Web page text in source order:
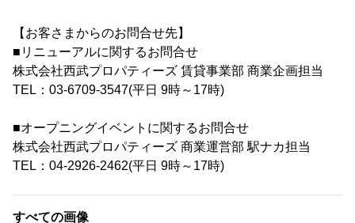
【お客さまからのお問合せ先】
■リニューアルに関するお問合せ
株式会社西武プロパティーズ 賃貸事業部 商業企画担当
TEL：03-6709-3547(平日 9時～17時)
■オープニングイベントに関するお問合せ
株式会社西武プロパティーズ 商業運営部 駅ナカ担当
TEL：04-2926-2462(平日 9時～17時)
すべての画像